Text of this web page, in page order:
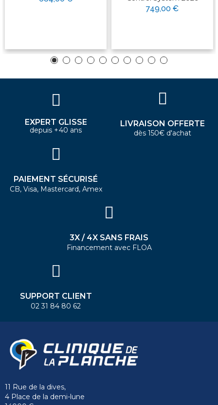
749,00 €
EXPERT GLISSE
depuis +40 ans
LIVRAISON OFFERTE
dès 150€ d'achat
PAIEMENT SÉCURISÉ
CB, Visa, Mastercard, Amex
3X / 4X SANS FRAIS
Financement avec FLOA
SUPPORT CLIENT
02 31 84 80 62
11 Rue de la dives,
4 Place de la demi-lune